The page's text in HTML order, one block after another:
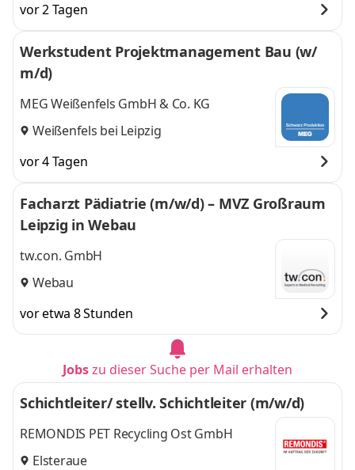
vor 2 Tagen
Werkstudent Projektmanagement Bau (w/
m/d)
MEG Weißenfels GmbH & Co. KG
Weißenfels bei Leipzig
vor 4 Tagen
Facharzt Pädiatrie (m/w/d) – MVZ Großraum
Leipzig in Webau
tw.con. GmbH
Webau
vor etwa 8 Stunden
Jobszu dieser Suche per Mail erhalten
Schichtleiter/ stellv. Schichtleiter (m/w/d)
REMONDIS PET Recycling Ost GmbH
Elsteraue